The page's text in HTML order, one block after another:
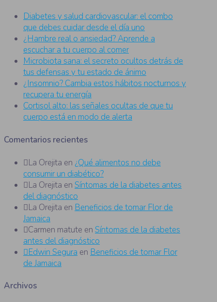
Diabetes y salud cardiovascular: el combo
que debes cuidar desde el día uno
¿Hambre real o ansiedad? Aprende a
escuchar a tu cuerpo al comer
Microbiota sana: el secreto ocultos detrás de
tus defensas y tu estado de ánimo
¿Insomnio? Cambia estos hábitos nocturnos y
recupera tu energía
Cortisol alto: las señales ocultas de que tu
cuerpo está en modo de alerta
Comentarios recientes
La Orejita en ¿Qué alimentos no debe
consumir un diabético?
La Orejita en Síntomas de la diabetes antes
del diagnóstico
La Orejita en Beneficios de tomar Flor de
Jamaica
Carmen matute en Síntomas de la diabetes
antes del diagnóstico
Edwin Segura en Beneficios de tomar Flor
de Jamaica
Archivos